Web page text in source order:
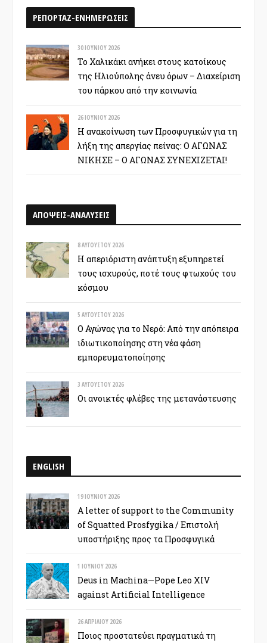
ΡΕΠΟΡΤΑΖ-ΕΝΗΜΕΡΩΣΕΙΣ
30 ΙΟΥΝΊΟΥ 2026
Το Χαλικάκι ανήκει στους κατοίκους
της Ηλιούπολης άνευ όρων – Διαχείριση
του πάρκου από την κοινωνία
26 ΙΟΥΝΊΟΥ 2026
Η ανακοίνωση των Προσφυγικών για τη
λήξη της απεργίας πείνας: Ο ΑΓΩΝΑΣ
ΝΙΚΗΣΕ – Ο ΑΓΩΝΑΣ ΣΥΝΕΧΙΖΕΤΑΙ!
ΑΠΟΨΕΙΣ-ΑΝΑΛΥΣΕΙΣ
8 ΑΥΓΟΎΣΤΟΥ 2026
Η απεριόριστη ανάπτυξη εξυπηρετεί
τους ισχυρούς, ποτέ τους φτωχούς του
κόσμου
5 ΑΥΓΟΎΣΤΟΥ 2026
Ο Αγώνας για το Νερό: Από την απόπειρα
ιδιωτικοποίησης στη νέα φάση
εμπορευματοποίησης
3 ΑΥΓΟΎΣΤΟΥ 2026
Οι ανοικτές φλέβες της μετανάστευσης
ENGLISH
19 ΙΟΥΝΊΟΥ 2026
A letter of support to the Community
of Squatted Prosfygika / Επιστολή
υποστήριξης προς τα Προσφυγικά
1 ΙΟΥΝΊΟΥ 2026
Deus in Machina—Pope Leo XIV
against Artificial Intelligence
26 ΑΠΡΙΛΊΟΥ 2026
Ποιος προστατεύει πραγματικά τη